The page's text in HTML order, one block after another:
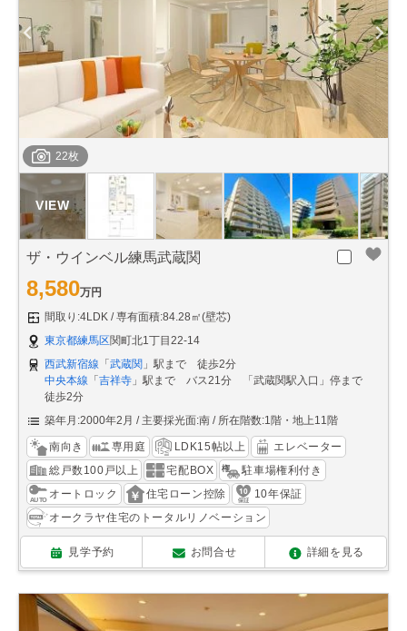
22枚
ザ・ウインベル練馬武蔵関
8,580万円
間取り:4LDK
専有面積:84.28㎡(壁芯)
東京都練馬区関町北1丁目22-14
西武新宿線 「武蔵関 」駅まで 徒歩2分
中央本線 「吉祥寺 」駅まで バス21分 「武蔵関駅入口」停まで
徒歩2分
築年月:2000年2月
主要採光面:南 所在階数:1階・地上11階
南向き 専用庭 LDK15帖以上
エレベーター
総戸数100戸以上
宅配BOX
駐車場権利付き
オートロック
住宅ローン控除
10年保証
オークラヤ住宅のトータルリノベーション
見学予約 お問合せ 詳細を見る